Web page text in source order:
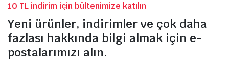
10 TL indirim için bültenimize katılın
Yeni ürünler, indirimler ve çok daha
fazlası hakkında bilgi almak için e-
postalarımızı alın.